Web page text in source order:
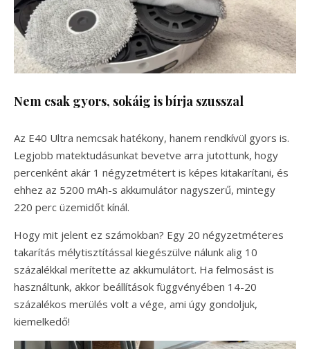
Nem csak gyors, sokáig is bírja szusszal
Az E40 Ultra nemcsak hatékony, hanem rendkívül gyors is.
Legjobb matektudásunkat bevetve arra jutottunk, hogy
percenként akár 1 négyzetmétert is képes kitakarítani, és
ehhez az 5200 mAh-s akkumulátor nagyszerű, mintegy
220 perc üzemidőt kínál.
Hogy mit jelent ez számokban? Egy 20 négyzetméteres
takarítás mélytisztítással kiegészülve nálunk alig 10
százalékkal merítette az akkumulátort. Ha felmosást is
használtunk, akkor beállítások függvényében 14-20
százalékos merülés volt a vége, ami úgy gondoljuk,
kiemelkedő!